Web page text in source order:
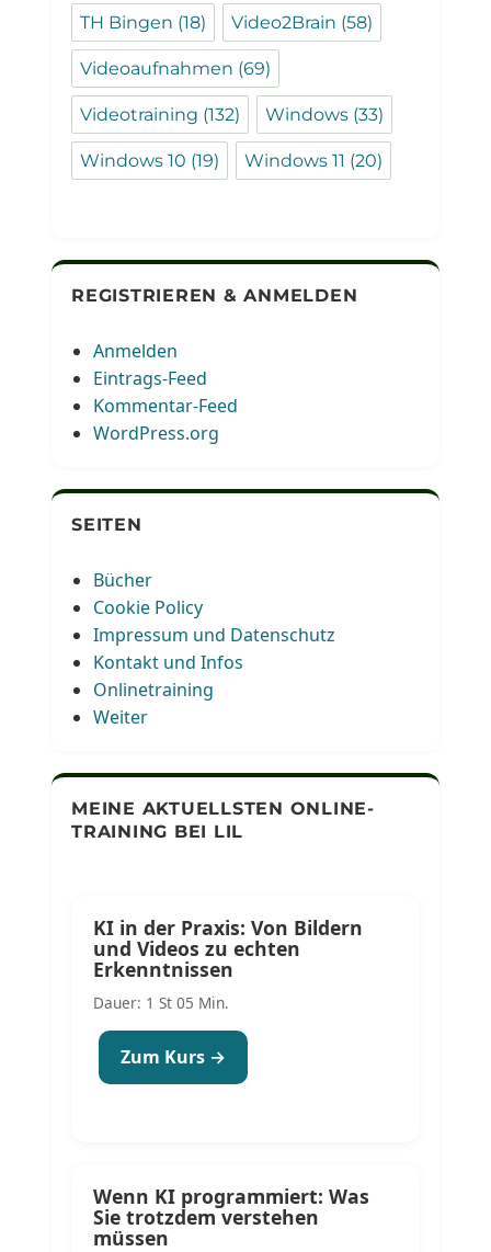
TH Bingen (18) Video2Brain (58)
Videoaufnahmen (69)
Videotraining (132) Windows (33)
Windows 10 (19) Windows 11 (20)
REGISTRIEREN & ANMELDEN
Anmelden
Eintrags-Feed
Kommentar-Feed
WordPress.org
SEITEN
Bücher
Cookie Policy
Impressum und Datenschutz
Kontakt und Infos
Onlinetraining
Weiter
MEINE AKTUELLSTEN ONLINE-
TRAINING BEI LIL
KI in der Praxis: Von Bildern
und Videos zu echten
Erkenntnissen
Dauer: 1 St 05 Min.
Zum Kurs →
Wenn KI programmiert: Was
Sie trotzdem verstehen
müssen